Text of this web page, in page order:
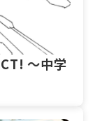
～中学